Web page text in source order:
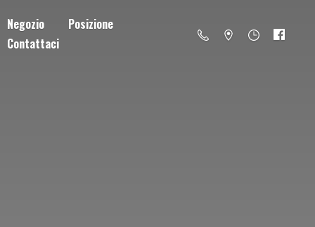
Negozio
Posizione
Contattaci